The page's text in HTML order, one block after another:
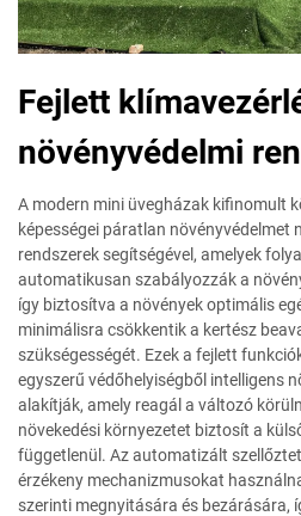
Fejlett
növényvédelmi
A modern mini üvegházak kifinomult
képességei páratlan növényvédelmet
rendszerek segítségével, amelyek
automatikusan szabályozzák a
így biztosítva a növények optimális
minimálisra csökkentik a kertész
szükségességét. Ezek a fejlett
egyszerű védőhelyiségből intelligens
alakítják, amely reagál a változó
növekedési környezetet biztosít a
függetlenül. Az automatizált
érzékeny mechanizmusokat
szerinti megnyitására és bezárására,